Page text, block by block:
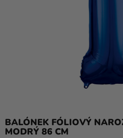
Dárky
a
BALÓNEK FÓLIOVÝ
MODRÝ 86 CM